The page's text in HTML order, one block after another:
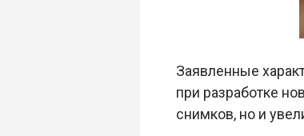
Заявленные
при разработке
снимков, но и